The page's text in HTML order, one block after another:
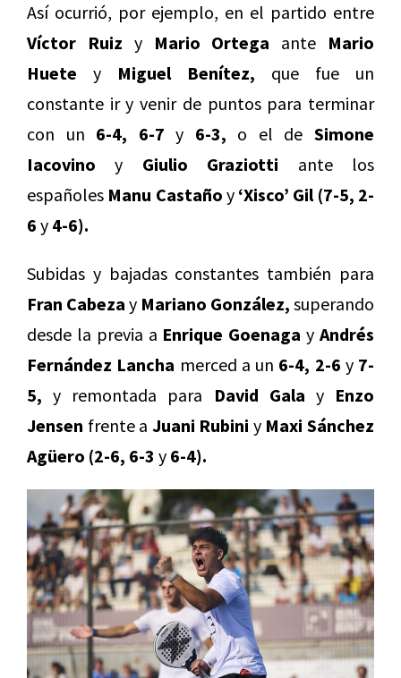
Así ocurrió, por ejemplo, en el partido entre
Víctor Ruiz y Mario Ortega ante Mario
Huete y Miguel Benítez, que fue un
constante ir y venir de puntos para terminar
con un 6-4, 6-7 y 6-3, o el deSimone
Iacovino y Giulio Graziotti ante los
españoles Manu Castaño y ‘Xisco’ Gil (7-5, 2-
6 y 4-6).
Subidas y bajadas constantes también para
Fran Cabeza y Mariano González, superando
desde la previa a Enrique Goenaga yAndrés
Fernández Lancha merced a un 6-4, 2-6 y 7-
5, y remontada para David Gala y Enzo
Jensen frente a Juani Rubini y Maxi Sánchez
Agüero (2-6, 6-3 y 6-4).